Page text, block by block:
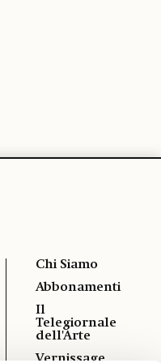
Chi Siamo
Abbonamenti
Il
Telegiornale
dell'Arte
Vernissage